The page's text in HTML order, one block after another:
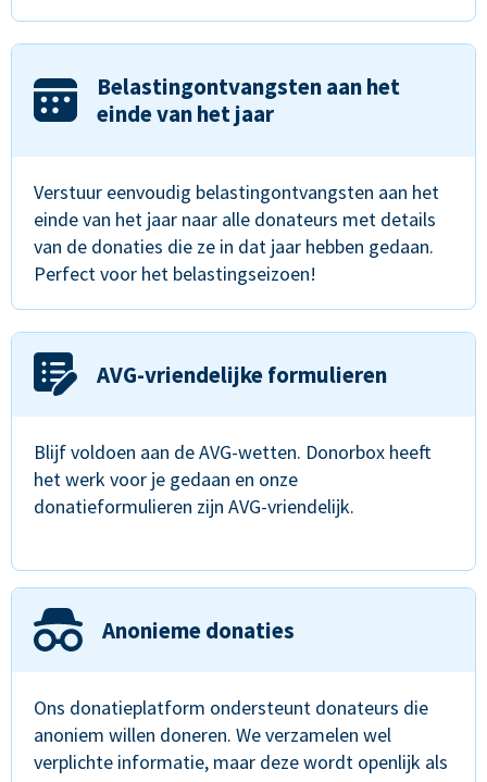
Belastingontvangsten aan het
einde van het jaar
Verstuur eenvoudig belastingontvangsten aan het
einde van het jaar naar alle donateurs met details
van de donaties die ze in dat jaar hebben gedaan.
Perfect voor het belastingseizoen!
AVG-vriendelijke formulieren
Blijf voldoen aan de AVG-wetten. Donorbox heeft
het werk voor je gedaan en onze
donatieformulieren zijn AVG-vriendelijk.
Anonieme donaties
Ons donatieplatform ondersteunt donateurs die
anoniem willen doneren. We verzamelen wel
verplichte informatie, maar deze wordt openlijk als